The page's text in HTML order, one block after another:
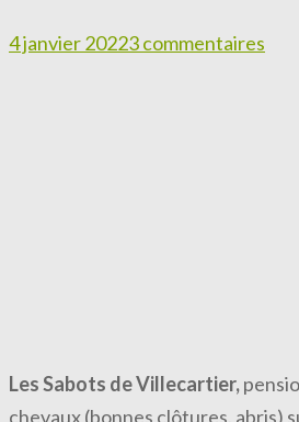
4 janvier 20223 commentaires
Les Sabots de Villecartier,
chevaux (bonnes clôtures, abris)